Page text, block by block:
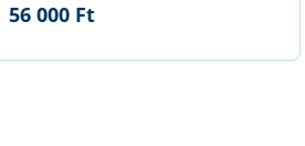
56 000 Ft